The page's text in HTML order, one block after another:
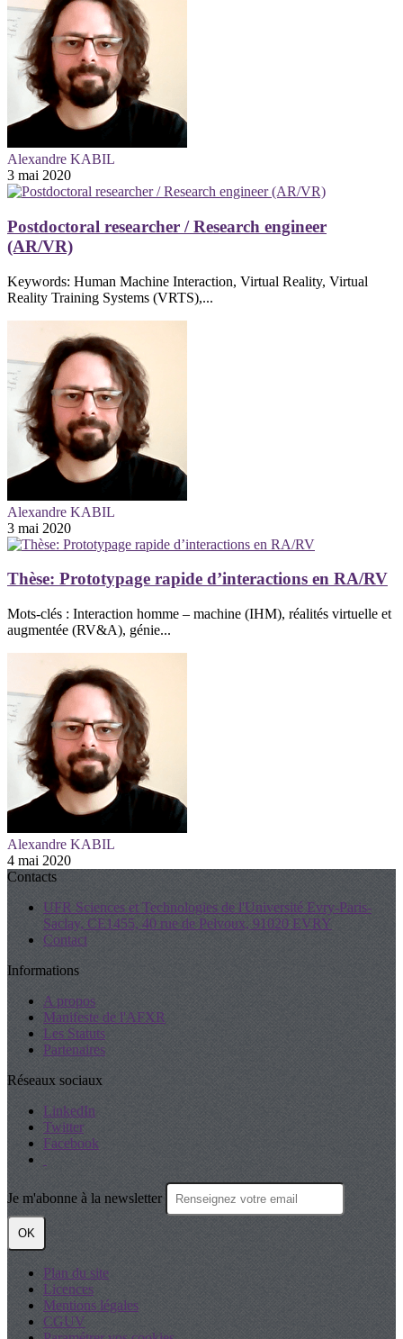
Alexandre KABIL
3 mai 2020
Postdoctoral researcher / Research engineer
(AR/VR)
Keywords: Human Machine Interaction, Virtual Reality, Virtual
Reality Training Systems (VRTS),...
Alexandre KABIL
3 mai 2020
Thèse: Prototypage rapide d’interactions en RA/RV
Mots-clés : Interaction homme – machine (IHM), réalités virtuelle et
augmentée (RV&A), génie...
Alexandre KABIL
4 mai 2020
Contacts
UFR Sciences et Technologies de l'Université Evry-Paris-
Saclay, CE1455, 40 rue de Pelvoux, 91020 EVRY
Contact
Informations
A propos
Manifeste de l'AFXR
Les Statuts
Partenaires
Réseaux sociaux
LinkedIn
Twitter
Facebook
Je m'abonne à la newsletter
OK
Plan du site
Licences
Mentions légales
CGUV